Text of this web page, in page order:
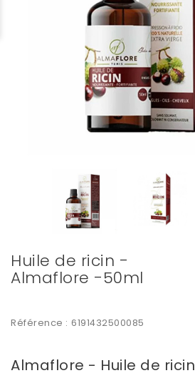
Huile de ricin -
Almaflore -50ml
Référence : 6191432500085
Almaflore - Huile de ricin